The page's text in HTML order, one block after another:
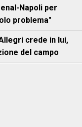
Napoli per
problema"
crede in lui,
del campo